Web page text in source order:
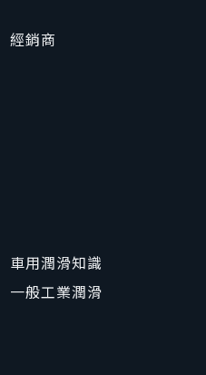
經銷商
車用潤滑知識
一般工業潤滑